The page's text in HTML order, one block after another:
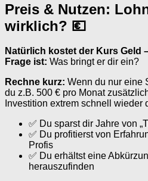
Preis & Nutzen:
wirklich? 💶
Natürlich kostet der Kurs Geld
Frage ist: Was bringt er dir ein?
Rechne kurz: Wenn du nur eine
du z.B. 500 € pro Monat
Investition extrem schnell wieder
✅ Du sparst dir Jahre von
✅ Du profitierst von
Profis
✅ Du erhältst eine
herauszufinden